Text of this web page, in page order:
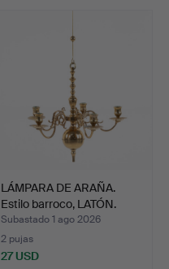
LÁMPARA DE ARAÑA.
Estilo barroco, LATÓN.
Subastado 1 ago 2026
2 pujas
27 USD